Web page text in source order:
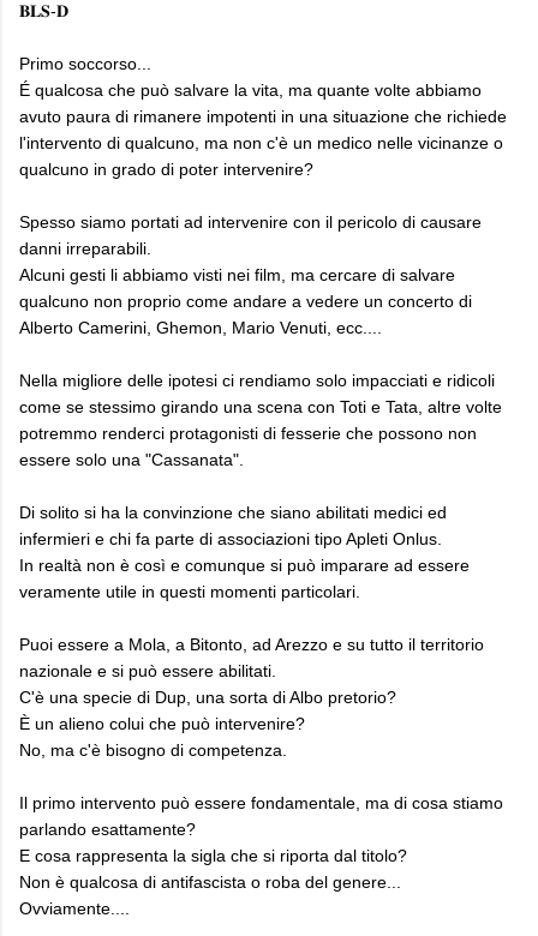
𝐁𝐋𝐒-𝐃
Primo soccorso...
É qualcosa che può salvare la vita, ma quante volte abbiamo
avuto paura di rimanere impotenti in una situazione che richiede
l'intervento di qualcuno, ma non c'è un medico nelle vicinanze o
qualcuno in grado di poter intervenire?
Spesso siamo portati ad intervenire con il pericolo di causare
danni irreparabili.
Alcuni gesti li abbiamo visti nei film, ma cercare di salvare
qualcuno non proprio come andare a vedere un concerto di
Alberto Camerini, Ghemon, Mario Venuti, ecc....
Nella migliore delle ipotesi ci rendiamo solo impacciati e ridicoli
come se stessimo girando una scena con Toti e Tata, altre volte
potremmo renderci protagonisti di fesserie che possono non
essere solo una "Cassanata".
Di solito si ha la convinzione che siano abilitati medici ed
infermieri e chi fa parte di associazioni tipo Apleti Onlus.
In realtà non è così e comunque si può imparare ad essere
veramente utile in questi momenti particolari.
Puoi essere a Mola, a Bitonto, ad Arezzo e su tutto il territorio
nazionale e si può essere abilitati.
C'è una specie di Dup, una sorta di Albo pretorio?
È un alieno colui che può intervenire?
No, ma c'è bisogno di competenza.
Il primo intervento può essere fondamentale, ma di cosa stiamo
parlando esattamente?
E cosa rappresenta la sigla che si riporta dal titolo?
Non è qualcosa di antifascista o roba del genere...
Ovviamente....